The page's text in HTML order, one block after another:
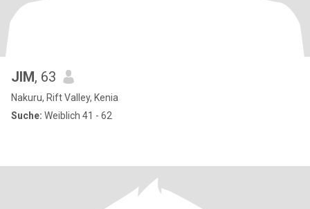
JIM, 63
Nakuru, Rift Valley, Kenia
Suche: Weiblich 41 - 62